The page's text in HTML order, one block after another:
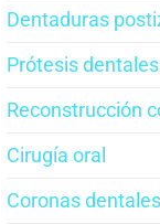
Dentaduras
Prótesis
Reconstrucción
Cirugía oral
Coronas dentales